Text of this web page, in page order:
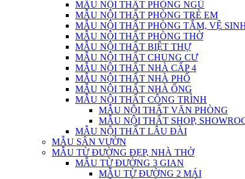
MẪU NỘI THẤT PHÒNG NGỦ
MẪU NỘI THẤT PHÒNG TRẺ EM
MẪU NỘI THẤT PHÒNG TẮM, VỆ
MẪU NỘI THẤT PHÒNG THỜ
MẪU NỘI THẤT BIỆT THỰ
MẪU NỘI THẤT CHUNG CƯ
MẪU NỘI THẤT NHÀ CẤP 4
MẪU NỘI THẤT NHÀ PHỐ
MẪU NỘI THẤT NHÀ ỐNG
MẪU NỘI THẤT CÔNG TRÌNH
MẪU NỘI THẤT VĂN PHÒNG
MẪU NỘI THẤT SHOP,
MẪU NỘI THẤT LÂU ĐÀI
MẪU SÂN VƯỜN
MẪU TỪ ĐƯỜNG ĐẸP, NHÀ THỜ
MẪU TỪ ĐƯỜNG 3 GIAN
MẪU TỪ ĐƯỜNG 2 MÁI